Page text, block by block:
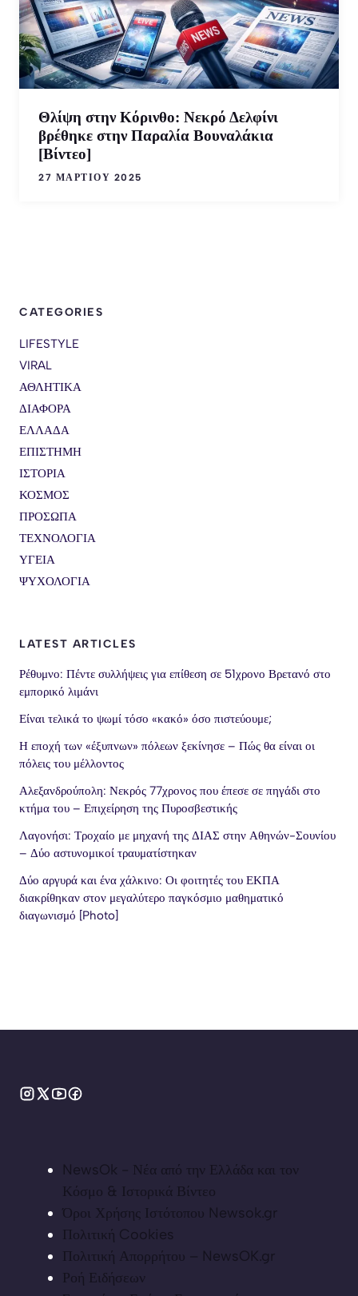
Θλίψη στην Κόρινθο: Νεκρό Δελφίνι
βρέθηκε στην Παραλία Βουναλάκια
[Βίντεο]
27 ΜΑΡΤΊΟΥ 2025
CATEGORIES
LIFESTYLE
VIRAL
ΑΘΛΗΤΙΚΑ
ΔΙΑΦΟΡΑ
ΕΛΛΑΔΑ
ΕΠΙΣΤΗΜΗ
ΙΣΤΟΡΙΑ
ΚΟΣΜΟΣ
ΠΡΟΣΩΠΑ
ΤΕΧΝΟΛΟΓΙΑ
ΥΓΕΙΑ
ΨΥΧΟΛΟΓΙΑ
LATEST ARTICLES
Ρέθυμνο: Πέντε συλλήψεις για επίθεση σε 51χρονο Βρετανό στο
εμπορικό λιμάνι
Είναι τελικά το ψωμί τόσο «κακό» όσο πιστεύουμε;
Η εποχή των «έξυπνων» πόλεων ξεκίνησε – Πώς θα είναι οι
πόλεις του μέλλοντος
Αλεξανδρούπολη: Νεκρός 77χρονος που έπεσε σε πηγάδι στο
κτήμα του – Επιχείρηση της Πυροσβεστικής
Λαγονήσι: Τροχαίο με μηχανή της ΔΙΑΣ στην Αθηνών-Σουνίου
– Δύο αστυνομικοί τραυματίστηκαν
Δύο αργυρά και ένα χάλκινο: Οι φοιτητές του ΕΚΠΑ
διακρίθηκαν στον μεγαλύτερο παγκόσμιο μαθηματικό
διαγωνισμό [Photo]
NewsOk - Νέα από την Ελλάδα και τον
Κόσμο & Ιστορικά Βίντεο
Όροι Χρήσης Ιστότοπου Newsok.gr
Πολιτική Cookies
Πολιτική Απορρήτου – NewsOK.gr
Ροή Ειδήσεων